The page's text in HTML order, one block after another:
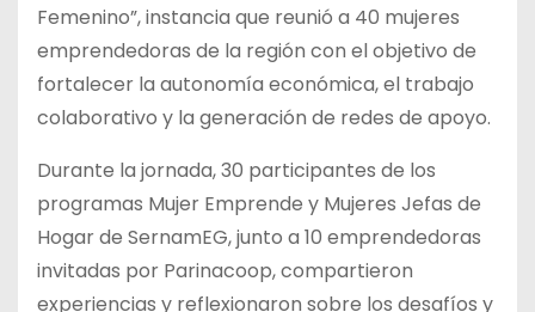
Femenino”, instancia que reunió a 40 mujeres
emprendedoras de la región con el objetivo de
fortalecer la autonomía económica, el trabajo
colaborativo y la generación de redes de apoyo.
Durante la jornada, 30 participantes de los
programas Mujer Emprende y Mujeres Jefas de
Hogar de SernamEG, junto a 10 emprendedoras
invitadas por Parinacoop, compartieron
experiencias y reflexionaron sobre los desafíos y